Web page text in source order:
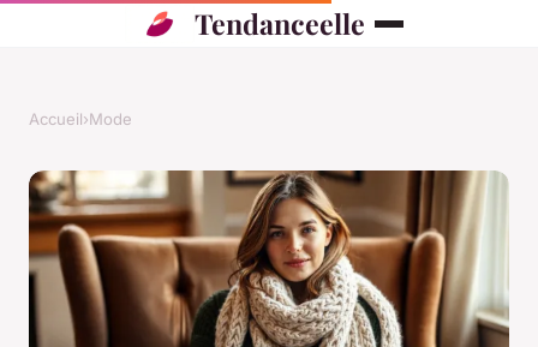
Tendanceelle
Accueil›Mode